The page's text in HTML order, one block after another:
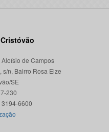
de Campos
s/n, Bairro Rosa Elze
SE
230